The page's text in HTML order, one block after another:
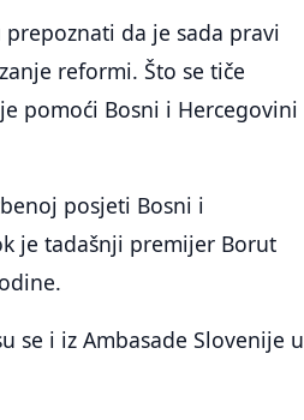
da je sada pravi
reformi. Što se tiče
pomoći Bosni i Hercegovini
posjeti Bosni i
je tadašnji premijer Borut
se i iz Ambasade Slovenije u